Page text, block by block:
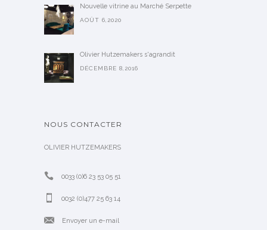
Nouvelle vitrine au Marché Serpette
AOÛT 6,2020
Olivier Hutzemakers s'agrandit
DÉCEMBRE 8,2016
NOUS CONTACTER
OLIVIER HUTZEMAKERS
0033 (0)6 23 53 05 51
0032 (0)477 25 63 14
Envoyer un e-mail